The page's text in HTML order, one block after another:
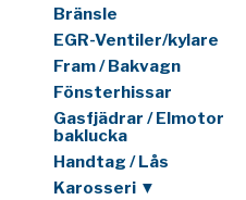
Bränsle
EGR-Ventiler/kylare
Fram / Bakvagn
Fönsterhissar
Gasfjädrar / Elmotor
baklucka
Handtag / Lås
Karosseri ▼